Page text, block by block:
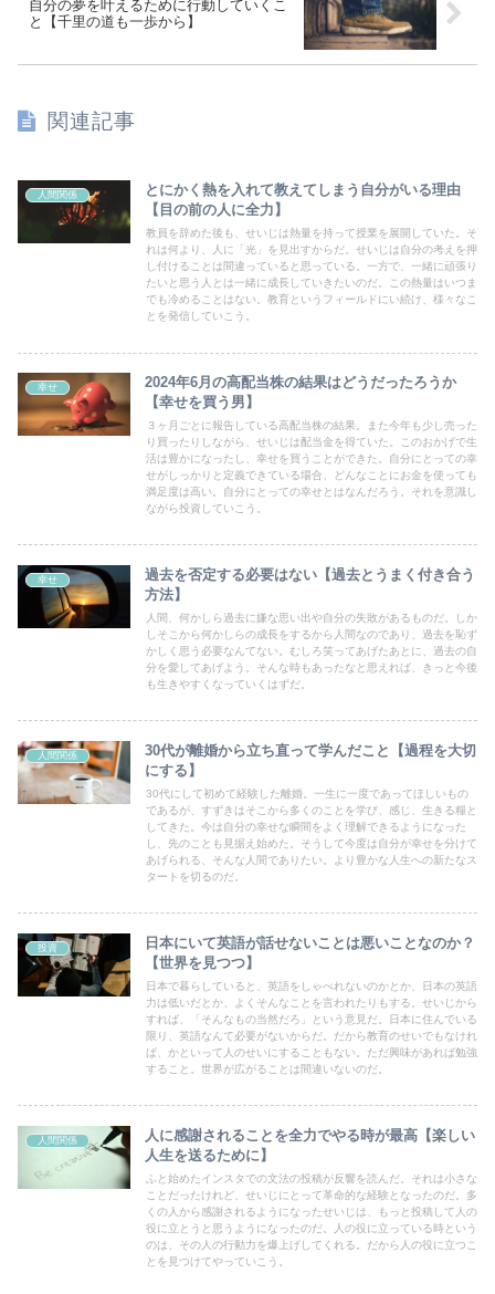
自分の夢を叶えるために行動していくこ
と【千里の道も一歩から】
関連記事
人間関係
とにかく熱を入れて教えてしまう自分がいる理由
【目の前の人に全力】
教員を辞めた後も、せいじは熱量を持って授業を展開していた。そ
れは何より、人に「光」を見出すからだ。せいじは自分の考えを押
し付けることは間違っていると思っている。一方で、一緒に頑張り
たいと思う人とは一緒に成長していきたいのだ。この熱量はいつま
でも冷めることはない。教育というフィールドにい続け、様々なこ
とを発信していこう。
幸せ
2024年6月の高配当株の結果はどうだったろうか
【幸せを買う男】
３ヶ月ごとに報告している高配当株の結果。また今年も少し売った
り買ったりしながら、せいじは配当金を得ていた。このおかげで生
活は豊かになったし、幸せを買うことができた。自分にとっての幸
せがしっかりと定義できている場合、どんなことにお金を使っても
満足度は高い。自分にとっての幸せとはなんだろう。それを意識し
ながら投資していこう。
幸せ
過去を否定する必要はない【過去とうまく付き合う
方法】
人間、何かしら過去に嫌な思い出や自分の失敗があるものだ。しか
しそこから何かしらの成長をするから人間なのであり、過去を恥ず
かしく思う必要なんてない。むしろ笑ってあげたあとに、過去の自
分を愛してあげよう。そんな時もあったなと思えれば、きっと今後
も生きやすくなっていくはずだ。
人間関係
30代が離婚から立ち直って学んだこと【過程を大切
にする】
30代にして初めて経験した離婚。一生に一度であってほしいもの
であるが、すずきはそこから多くのことを学び、感じ、生きる糧と
してきた。今は自分の幸せな瞬間をよく理解できるようになった
し、先のことも見据え始めた。そうして今度は自分が幸せを分けて
あげられる、そんな人間でありたい。より豊かな人生への新たなス
タートを切るのだ。
投資
日本にいて英語が話せないことは悪いことなのか？
【世界を見つつ】
日本で暮らしていると、英語をしゃべれないのかとか、日本の英語
力は低いだとか、よくそんなことを言われたりもする。せいじから
すれば、「そんなもの当然だろ」という意見だ。日本に住んでいる
限り、英語なんて必要がないからだ。だから教育のせいでもなけれ
ば、かといって人のせいにすることもない。ただ興味があれば勉強
すること。世界が広がることは間違いないのだ。
人間関係
人に感謝されることを全力でやる時が最高【楽しい
人生を送るために】
ふと始めたインスタでの文法の投稿が反響を読んだ。それは小さな
ことだったけれど、せいじにとって革命的な経験となったのだ。多
くの人から感謝されるようになったせいじは、もっと投稿して人の
役に立とうと思うようになったのだ。人の役に立っている時という
のは、その人の行動力を爆上げしてくれる。だから人の役に立つこ
とを見つけてやっていこう。